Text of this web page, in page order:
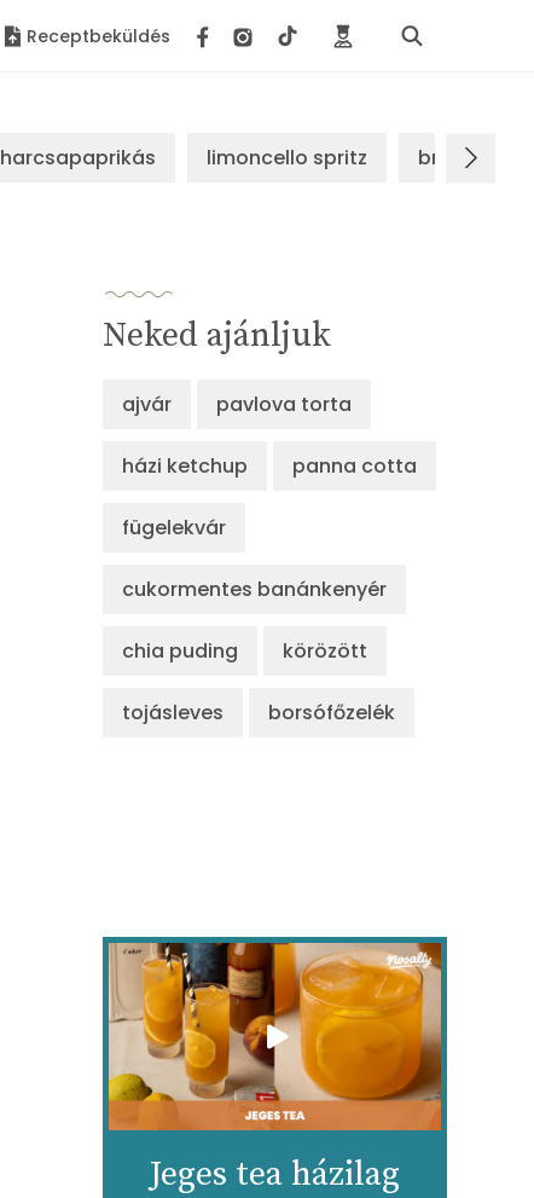
Receptbeküldés
harcsapaprikás limoncello spritz brassói
Neked ajánljuk
ajvár pavlova torta
házi ketchup panna cotta
fügelekvár
cukormentes banánkenyér
chia puding körözött
tojásleves borsófőzelék
Jeges tea házilag